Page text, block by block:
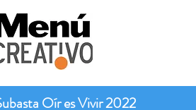
Oír es Vivir 2022